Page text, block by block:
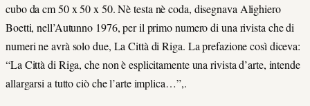
cubo da cm 50 x 50 x 50. Nè testa nè coda, disegnava Alighiero
Boetti, nell’Autunno 1976, per il primo numero di una rivista che di
numeri ne avrà solo due, La Città di Riga. La prefazione così diceva:
“La Città di Riga, che non è esplicitamente una rivista d’arte, intende
allargarsi a tutto ciò che l’arte implica…”,.